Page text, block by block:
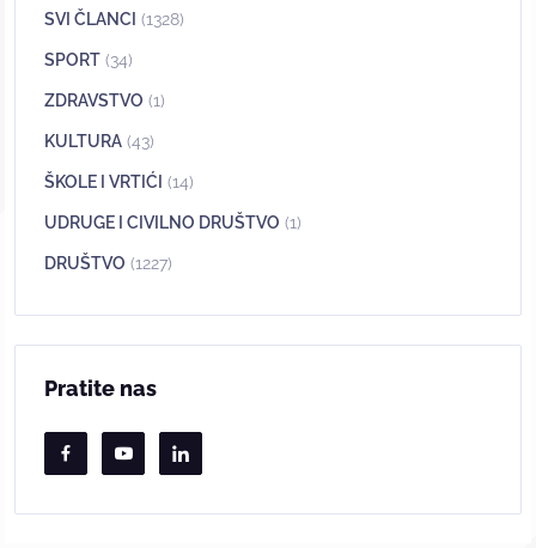
SVI ČLANCI (1328)
SPORT (34)
ZDRAVSTVO (1)
KULTURA (43)
ŠKOLE I VRTIĆI (14)
UDRUGE I CIVILNO DRUŠTVO (1)
DRUŠTVO (1227)
Pratite nas